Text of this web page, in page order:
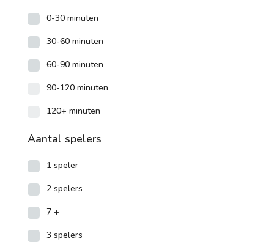
0-30 minuten
30-60 minuten
60-90 minuten
90-120 minuten
120+ minuten
Aantal spelers
1 speler
2 spelers
7 +
3 spelers